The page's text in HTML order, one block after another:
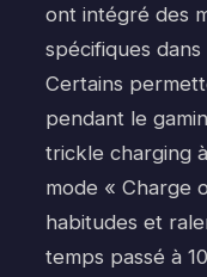
ont intégré des
spécifiques
Certains
pendant le
trickle charging
mode « Charge
habitudes et
temps passé à